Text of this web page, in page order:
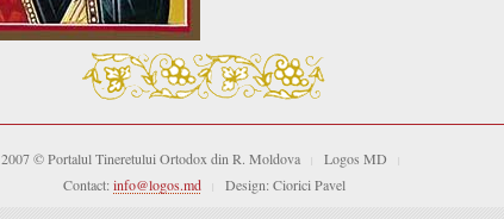
2007 © Portalul Tineretului Ortodox din R. Moldova Logos MD
Contact: info@logos.md Design: Ciorici Pavel